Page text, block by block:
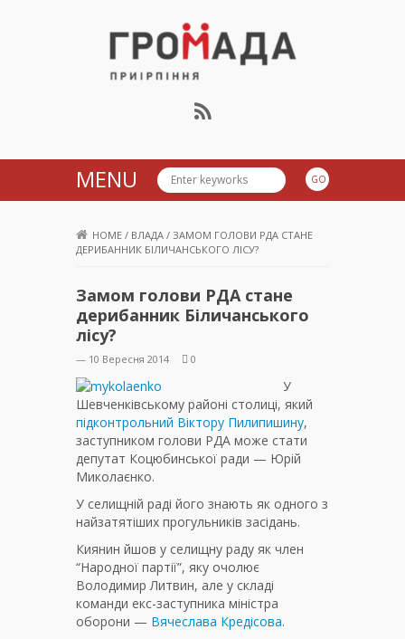
Громада Приірпіння
MENU
HOME / ВЛАДА / ЗАМОМ ГОЛОВИ РДА СТАНЕ
ДЕРИБАННИК БІЛИЧАНСЬКОГО ЛІСУ?
Замом голови РДА стане
дерибанник Біличанського
лісу?
— 10 Вересня 2014 0
У
Шевченківському районі столиці, який
підконтрольний Віктору Пилипишину,
заступником голови РДА може стати
депутат Коцюбинської ради — Юрій
Миколаєнко.
У селищній раді його знають як одного з
найзатятіших прогульників засідань.
Киянин йшов у селищну раду як член
“Народної партії”, яку очолює
Володимир Литвин, але у складі
команди екс-заступника міністра
оборони — Вячеслава Кредісова.